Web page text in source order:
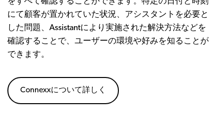
にて顧客が置かれていた状況、アシスタントを必要と
した問題、Assistantにより実施された解決方法などを
確認することで、ユーザーの環境や好みを知ることが
できます。
Connexxについて詳しく